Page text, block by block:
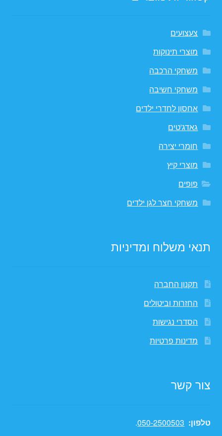
צעצועים
מוצרי תינוקות
משחקי הרכבה
משחקי חשיבה
אחסון לחדרי ילדים
גאדג'טים
חומרי יצירה
מוצרי קיץ
פופים
משחקי חצר לגן ילדים
תנאי משלוח ומדיניות
תקנון החברה
החזרות וביטולים
הסדרי נגישות
מדינות פרטיות
צור קשר
טלפון: 050-2500503
.